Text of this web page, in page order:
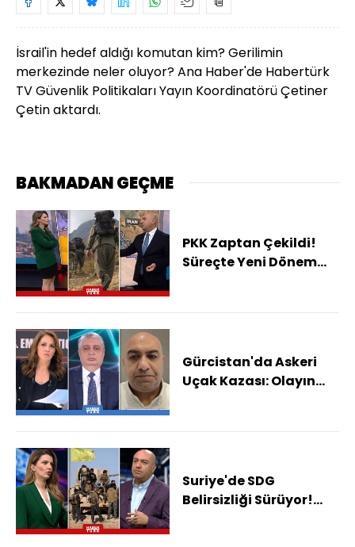
İsrail'in hedef aldığı komutan kim? Gerilimin
merkezinde neler oluyor? Ana Haber'de Habertürk
TV Güvenlik Politikaları Yayın Koordinatörü Çetiner
Çetin aktardı.
BAKMADAN GEÇME
PKK Zaptan Çekildi!
Süreçte Yeni Dönem
Gürcistan'da Askeri
Uçak Kazası: Olayın
Suriye'de SDG
Belirsizliği Sürüyor!